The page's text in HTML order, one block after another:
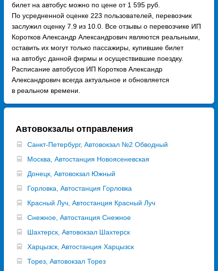
билет на автобус можно по цене от 1 595 руб.
По усредненной оценке 223 пользователей, перевозчик
заслужил оценку 7.9 из 10.0. Все отзывы о перевозчике ИП
Коротков Александр Александрович являются реальными,
оставить их могут только пассажиры, купившие билет
на автобус данной фирмы и осуществившие поездку.
Расписание автобусов ИП Коротков Александр
Александрович всегда актуальное и обновляется
в реальном времени.
Автовокзалы отправления
Санкт-Петербург, Автовокзал №2 Обводный
Москва, Автостанция Новоясеневская
Донецк, Автовокзал Южный
Горловка, Автостанция Горловка
Красный Луч, Автостанция Красный Луч
Снежное, Автостанция Снежное
Шахтерск, Автовокзал Шахтерск
Харцызск, Автостанция Харцызск
Торез, Автовокзал Торез